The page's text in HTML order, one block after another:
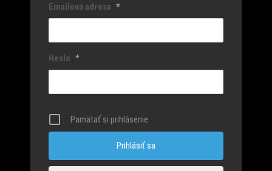
Emailová adresa *
Heslo *
Pamätať si prihlásenie